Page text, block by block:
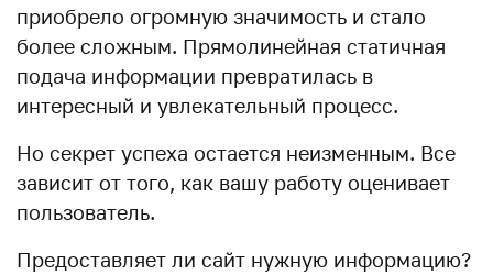
приобрело огромную значимость и стало
более сложным. Прямолинейная статичная
подача информации превратилась в
интересный и увлекательный процесс.
Но секрет успеха остается неизменным. Все
зависит от того, как вашу работу оценивает
пользователь.
Предоставляет ли сайт нужную информацию?